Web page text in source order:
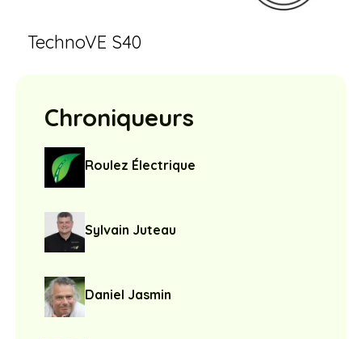
TechnoVE S40
Chroniqueurs
Roulez Électrique
Sylvain Juteau
Daniel Jasmin